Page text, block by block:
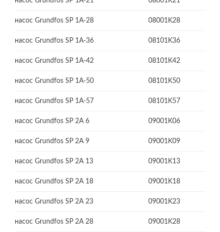
насос Grundfos SP 1A-28 08001K28
насос Grundfos SP 1A-36 08101K36
насос Grundfos SP 1A-42 08101K42
насос Grundfos SP 1A-50 08101K50
насос Grundfos SP 1A-57 08101K57
насос Grundfos SP 2A 6 09001K06
насос Grundfos SP 2A 9 09001K09
насос Grundfos SP 2A 13 09001K13
насос Grundfos SP 2A 18 09001K18
насос Grundfos SP 2A 23 09001K23
насос Grundfos SP 2A 28 09001K28